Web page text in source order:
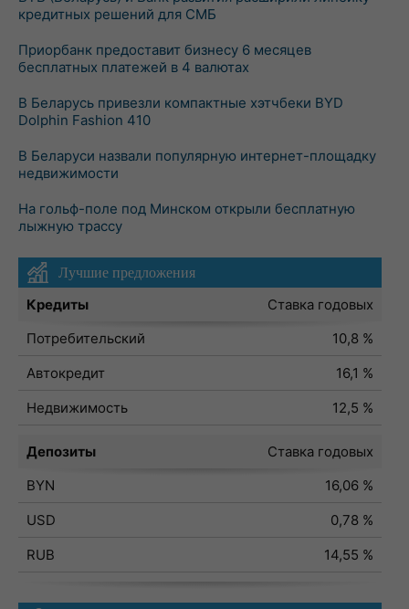
кредитных решений для СМБ
Приорбанк предоставит бизнесу 6 месяцев
бесплатных платежей в 4 валютах
В Беларусь привезли компактные хэтчбеки BYD
Dolphin Fashion 410
В Беларуси назвали популярную интернет-площадку
недвижимости
На гольф-поле под Минском открыли бесплатную
лыжную трассу
Лучшие предложения
Кредиты
Ставка годовых
Потребительский
10,8 %
Автокредит
16,1 %
Недвижимость
12,5 %
Депозиты
Ставка годовых
BYN
16,06 %
USD
0,78 %
RUB
14,55 %